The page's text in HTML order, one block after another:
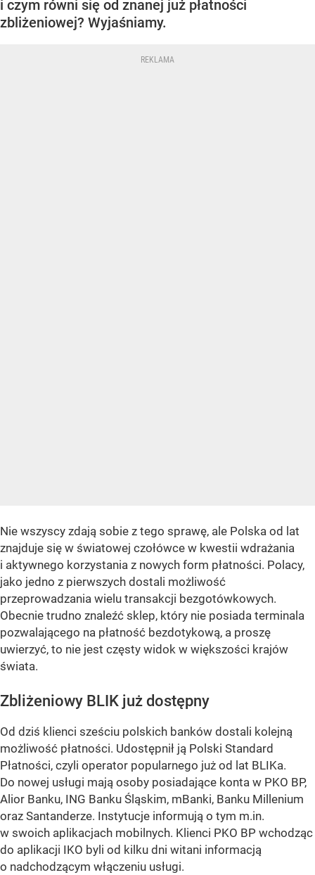
i czym równi się od znanej już płatności
zbliżeniowej? Wyjaśniamy.
Nie wszyscy zdają sobie z tego sprawę, ale Polska od lat
znajduje się w światowej czołówce w kwestii wdrażania
i aktywnego korzystania z nowych form płatności. Polacy,
jako jedno z pierwszych dostali możliwość
przeprowadzania wielu transakcji bezgotówkowych.
Obecnie trudno znaleźć sklep, który nie posiada terminala
pozwalającego na płatność bezdotykową, a proszę
uwierzyć, to nie jest częsty widok w większości krajów
świata.
Zbliżeniowy BLIK już dostępny
Od dziś klienci sześciu polskich banków dostali kolejną
możliwość płatności. Udostępnił ją Polski Standard
Płatności, czyli operator popularnego już od lat BLIKa.
Do nowej usługi mają osoby posiadające konta w PKO BP,
Alior Banku, ING Banku Śląskim, mBanki, Banku Millenium
oraz Santanderze. Instytucje informują o tym m.in.
w swoich aplikacjach mobilnych. Klienci PKO BP wchodząc
do aplikacji IKO byli od kilku dni witani informacją
o nadchodzącym włączeniu usługi.